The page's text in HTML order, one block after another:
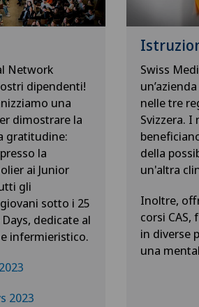
Network
dipendenti!
una
dimostrare la
gratitudine:
la
ai Junior
gli
sotto i 25
dedicate al
infermieristico.
2023
Swiss
nelle tre
Svizzera.
della
un'altra
Inoltre,
corsi
in diverse
una